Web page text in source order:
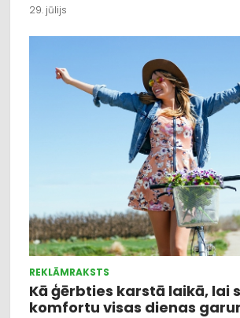
29. jūlijs
REKLĀMRAKSTS
Kā ģērbties karstā laikā, lai
komfortu visas dienas